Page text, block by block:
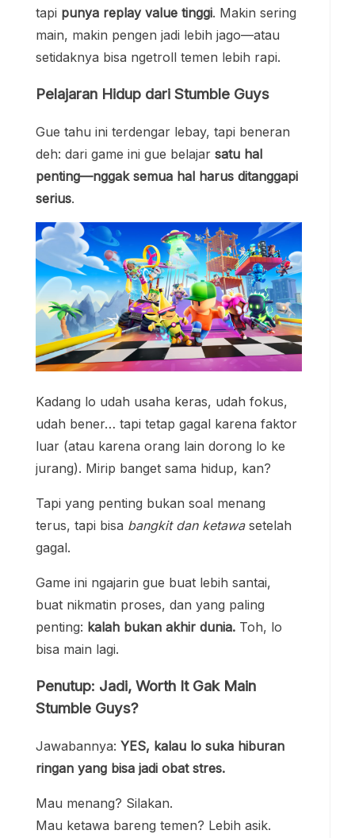
tapi punya replay value tinggi. Makin sering
main, makin pengen jadi lebih jago—atau
setidaknya bisa ngetroll temen lebih rapi.
Pelajaran Hidup dari Stumble Guys
Gue tahu ini terdengar lebay, tapi beneran
deh: dari game ini gue belajar satu hal
penting—nggak semua hal harus ditanggapi
serius.
Kadang lo udah usaha keras, udah fokus,
udah bener… tapi tetap gagal karena faktor
luar (atau karena orang lain dorong lo ke
jurang). Mirip banget sama hidup, kan?
Tapi yang penting bukan soal menang
terus, tapi bisa bangkit dan ketawasetelah
gagal.
Game ini ngajarin gue buat lebih santai,
buat nikmatin proses, dan yang paling
penting: kalah bukan akhir dunia. Toh, lo
bisa main lagi.
Penutup: Jadi, Worth It Gak Main
Stumble Guys?
Jawabannya: YES, kalau lo suka hiburan
ringan yang bisa jadi obat stres.
Mau menang? Silakan.
Mau ketawa bareng temen? Lebih asik.